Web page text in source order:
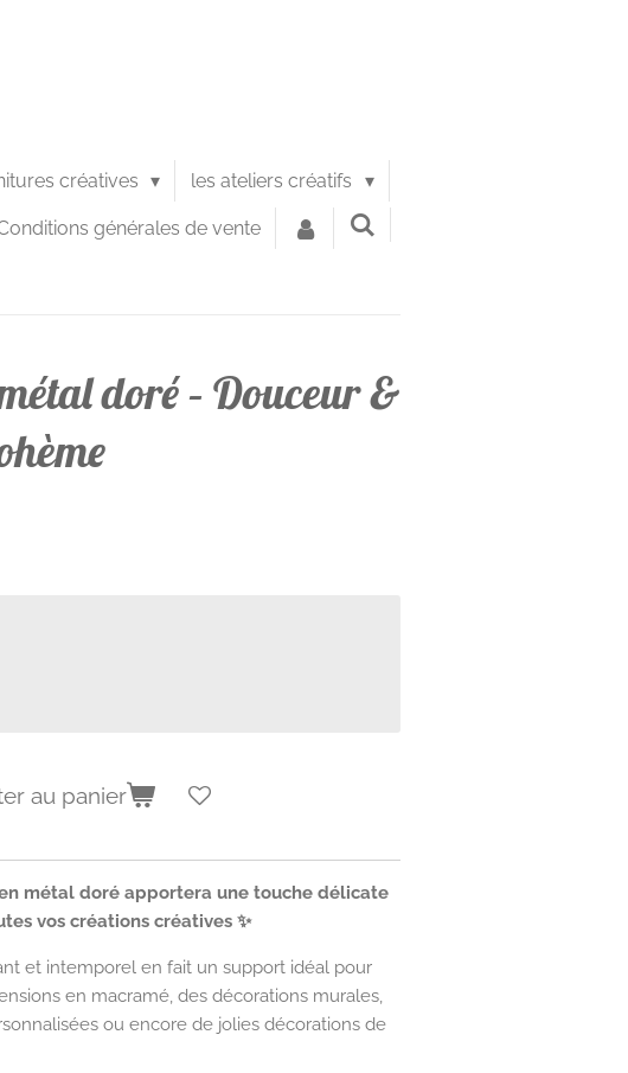
créatives les ateliers créatifs
générales de vente
doré – Douceur &
au panier
métal doré apportera une touche délicate
vos créations créatives ✨
et intemporel en fait un support idéal pour
en macramé, des décorations murales,
ou encore de jolies décorations de